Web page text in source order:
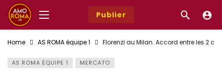
Publier
Home AS ROMA équipe 1 Florenzi au Milan. Accord entre les 2
AS ROMA ÉQUIPE 1 MERCATO